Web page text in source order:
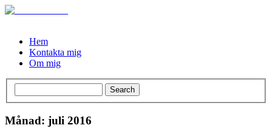
Hem
Kontakta mig
Om mig
Månad: juli 2016